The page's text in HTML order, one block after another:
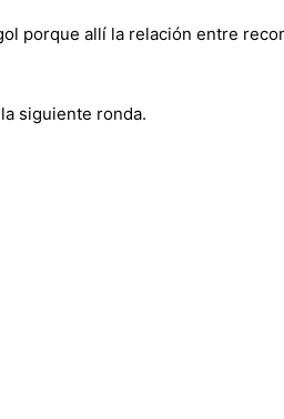
porque allí la relación entre
siguiente ronda.